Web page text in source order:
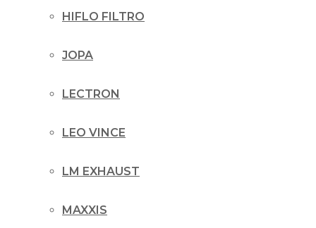
HIFLO FILTRO
JOPA
LECTRON
LEO VINCE
LM EXHAUST
MAXXIS